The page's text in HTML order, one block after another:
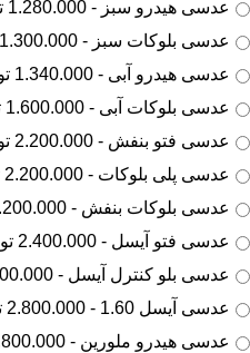
عدسی هیدرو سبز - 1.280.000 تومان
عدسی بلوکات سبز - 1.300.000 تومان
عدسی هیدرو آبی - 1.340.000 تومان
عدسی بلوکات آبی - 1.600.000 تومان
عدسی فتو بنفش - 2.200.000 تومان
عدسی پلی بلوکات - 2.200.000 تومان
عدسی بلوکات بنفش - 2.200.000 تومان
عدسی فتو آیسل - 2.400.000 تومان
عدسی بلو کنترل آیسل - 2.700.000 تومان
عدسی آیسل 1.60 - 2.800.000 تومان
عدسی هیدرو ملورین - 2.800.000 تومان